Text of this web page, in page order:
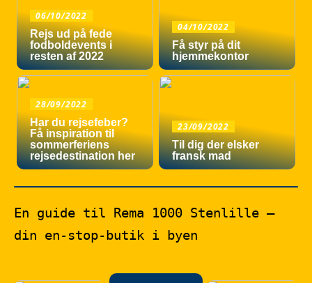
06/10/2022
Rejs ud på fede
fodboldevents i
resten af 2022
04/10/2022
Få styr på dit
hjemmekontor
28/09/2022
Har du rejsefeber?
Få inspiration til
sommerferiens
rejsedestination her
23/09/2022
Til dig der elsker
fransk mad
En guide til Rema 1000 Stenlille –
din en-stop-butik i byen